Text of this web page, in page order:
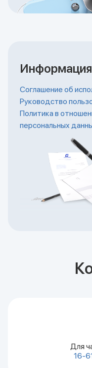
Соглашение об
Руководство
Политика в
персональных
Для
16-